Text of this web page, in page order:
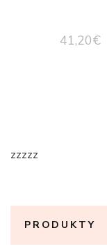
41,20€
zzzzz
PRODUKTY